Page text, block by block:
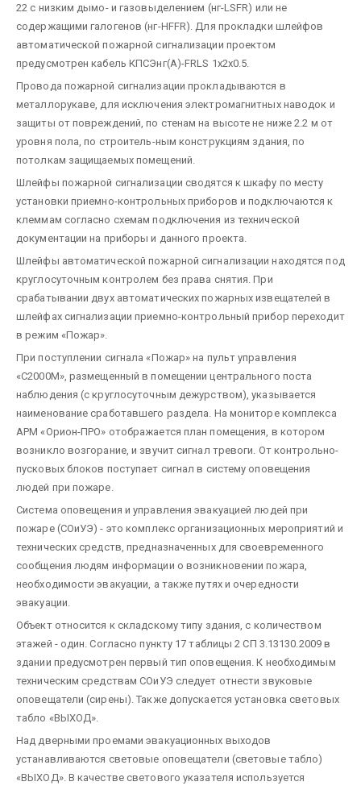
22 с низким дымо- и газовыделением (нг-LSFR) или не
содержащими галогенов (нг-HFFR). Для прокладки шлейфов
автоматической пожарной сигнализации проектом
предусмотрен кабель КПСЭнг(А)-FRLS 1х2х0.5.
Провода пожарной сигнализации прокладываются в
металлорукаве, для исключения электромагнитных наводок и
защиты от повреждений, по стенам на высоте не ниже 2.2 м от
уровня пола, по строитель-ным конструкциям здания, по
потолкам защищаемых помещений.
Шлейфы пожарной сигнализации сводятся к шкафу по месту
установки приемно-контрольных приборов и подключаются к
клеммам согласно схемам подключения из технической
документации на приборы и данного проекта.
Шлейфы автоматической пожарной сигнализации находятся под
круглосуточным контролем без права снятия. При
срабатывании двух автоматических пожарных извещателей в
шлейфах сигнализации приемно-контрольный прибор переходит
в режим «Пожар».
При поступлении сигнала «Пожар» на пульт управления
«С2000М», размещенный в помещении центрального поста
наблюдения (с круглосуточным дежурством), указывается
наименование сработавшего раздела. На мониторе комплекса
АРМ «Орион-ПРО» отображается план помещения, в котором
возникло возгорание, и звучит сигнал тревоги. От контрольно-
пусковых блоков поступает сигнал в систему оповещения
людей при пожаре.
Система оповещения и управления эвакуацией людей при
пожаре (СОиУЭ) - это комплекс организационных мероприятий и
технических средств, предназначенных для своевременного
сообщения людям информации о возникновении пожара,
необходимости эвакуации, а также путях и очередности
эвакуации.
Объект относится к складскому типу здания, с количеством
этажей - один. Согласно пункту 17 таблицы 2 СП 3.13130.2009 в
здании предусмотрен первый тип оповещения. К необходимым
техническим средствам СОиУЭ следует отнести звуковые
оповещатели (сирены). Также допускается установка световых
табло «ВЫХОД».
Над дверными проемами эвакуационных выходов
устанавливаются световые оповещатели (световые табло)
«ВЫХОД». В качестве светового указателя используется